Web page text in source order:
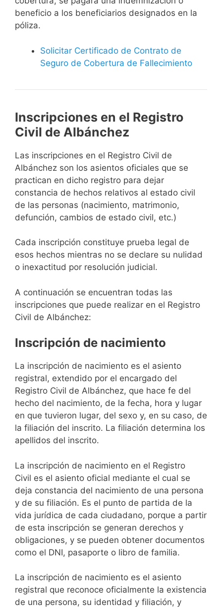
beneficio a los beneficiarios designados en la
póliza.
Solicitar Certificado de Contrato de
Seguro de Cobertura de Fallecimiento
Inscripciones en el Registro
Civil de Albánchez
Las inscripciones en el Registro Civil de
Albánchez son los asientos oficiales que se
practican en dicho registro para dejar
constancia de hechos relativos al estado civil
de las personas (nacimiento, matrimonio,
defunción, cambios de estado civil, etc.)
Cada inscripción constituye prueba legal de
esos hechos mientras no se declare su nulidad
o inexactitud por resolución judicial.
A continuación se encuentran todas las
inscripciones que puede realizar en el Registro
Civil de Albánchez:
Inscripción de nacimiento
La inscripción de nacimiento es el asiento
registral, extendido por el encargado del
Registro Civil de Albánchez, que hace fe del
hecho del nacimiento, de la fecha, hora y lugar
en que tuvieron lugar, del sexo y, en su caso, de
la filiación del inscrito. La filiación determina los
apellidos del inscrito.
La inscripción de nacimiento en el Registro
Civil es el asiento oficial mediante el cual se
deja constancia del nacimiento de una persona
y de su filiación. Es el punto de partida de la
vida jurídica de cada ciudadano, porque a partir
de esta inscripción se generan derechos y
obligaciones, y se pueden obtener documentos
como el DNI, pasaporte o libro de familia.
La inscripción de nacimiento es el asiento
registral que reconoce oficialmente la existencia
de una persona, su identidad y filiación, y